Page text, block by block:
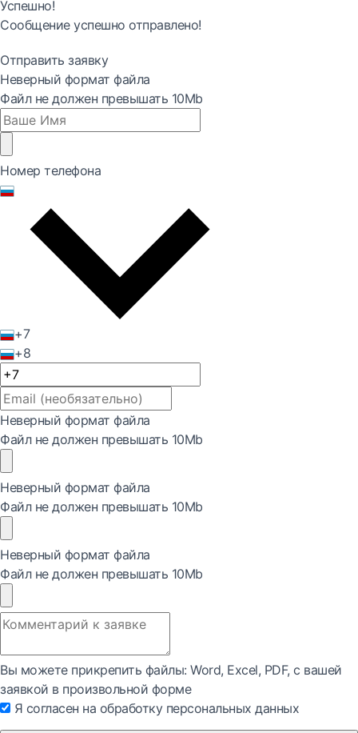
Успешно!
Сообщение успешно отправлено!
Отправить заявку
Неверный формат файла
Файл не должен превышать 10Mb
Номер телефона
+7
+8
Неверный формат файла
Файл не должен превышать 10Mb
Неверный формат файла
Файл не должен превышать 10Mb
Неверный формат файла
Файл не должен превышать 10Mb
Вы можете прикрепить файлы: Word, Exсel, PDF, с вашей
заявкой в произвольной форме
Я согласен на обработку персональных данных